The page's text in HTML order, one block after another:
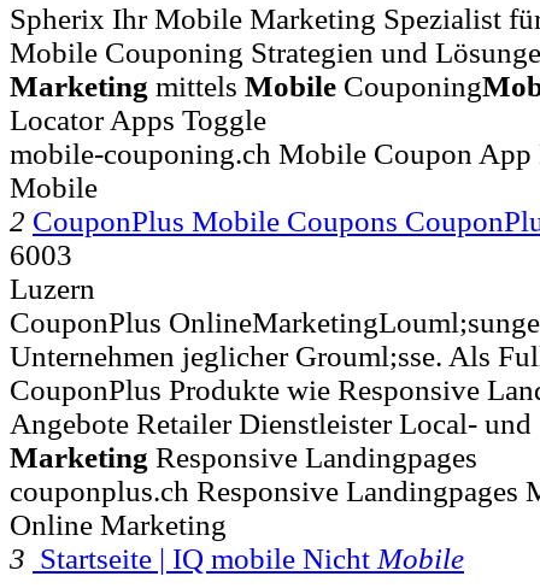
Spherix Ihr Mobile Marketing Spezialist
Mobile Couponing Strategien und
Marketing mittels Mobile Couponing
Locator Apps Toggle
mobile-couponing.ch Mobile Coupon
Mobile
2 CouponPlus Mobile Coupons
6003
Luzern
CouponPlus
Unternehmen jeglicher Grouml;sse. Als
CouponPlus Produkte wie Responsive
Angebote Retailer Dienstleister Local- und
Marketing Responsive Landingpages
couponplus.ch Responsive Landingpages
Online Marketing
3 Startseite | IQ mobile Nicht Mobile